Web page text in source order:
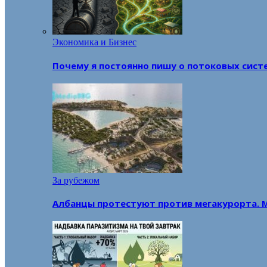
Экономика и Бизнес
Почему я постоянно пишу о потоковых
За рубежом
Албанцы протестуют против мегакурорта.